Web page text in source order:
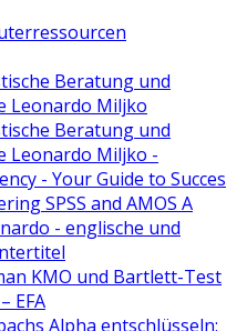
Beratung und
Leonardo Miljko
Beratung und
Leonardo Miljko -
- Your Guide to Succes
SPSS and AMOS A
- englische und
KMO und Bartlett-Test
EFA
Alpha entschlüsseln: